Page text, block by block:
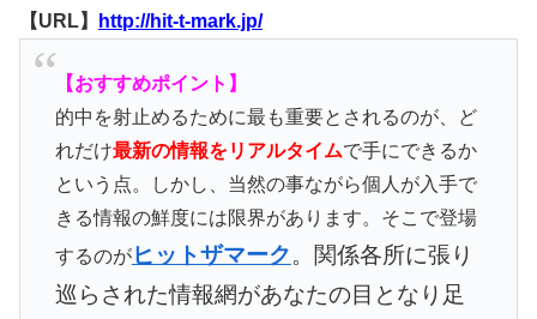
【URL】
http://hit-t-mark.jp/
【おすすめポイント】
的中を射止めるために最も重要とされるのが、ど
れだけ最新の情報をリアルタイムで手にできるか
という点。しかし、当然の事ながら個人が入手で
きる情報の鮮度には限界があります。そこで登場
するのがヒットザマーク。関係各所に張り
巡らされた情報網があなたの目となり足